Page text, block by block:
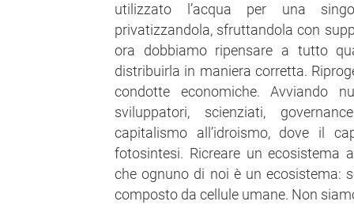
utilizzato l’acqua per una
privatizzandola, sfruttandola con
ora dobbiamo ripensare a tutto
distribuirla in maniera corretta.
condotte economiche. Avviando
sviluppatori, scienziati,
capitalismo all’idroismo, dove il
fotosintesi. Ricreare un ecosistema
che ognuno di noi è un ecosistema:
composto da cellule umane. Non